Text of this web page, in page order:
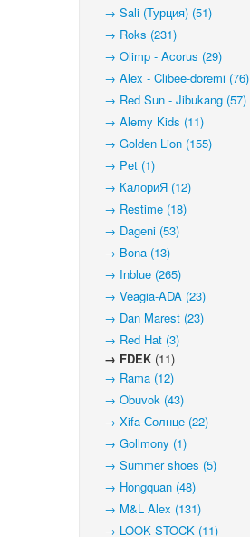
→ Sali (Турция) (51)
→ Roks (231)
→ Olimp - Acorus (29)
→ Alex - Clibee-doremi (76)
→ Red Sun - Jibukang (57)
→ Alemy Kids (11)
→ Golden Lion (155)
→ Pet (1)
→ КалориЯ (12)
→ Restime (18)
→ Dageni (53)
→ Bona (13)
→ Inblue (265)
→ Veagia-ADA (23)
→ Dan Marest (23)
→ Red Hat (3)
→ FDEK (11)
→ Rama (12)
→ Obuvok (43)
→ Xifa-Солнце (22)
→ Gollmony (1)
→ Summer shoes (5)
→ Hongquan (48)
→ M&L Alex (131)
→ LOOK STOCK (11)